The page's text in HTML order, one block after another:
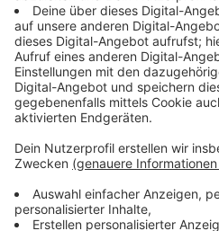
fragt: Wollt ihr nicht einen
Anzeige
©picture alliance/dpa |
Der Bundeswehr fehlt es an
Kann die deutsche
Anzeige